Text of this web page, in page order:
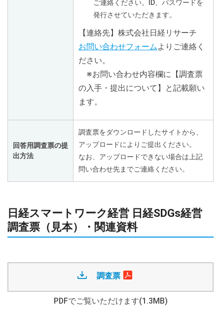
ご連絡ください。ID、パスワードを
発行させていただきます。
【連絡先】株式会社日経リサーチ
お問い合わせフォームよりご連絡く
ださい。
※お問い合わせ内容欄に【調査票
の入手・提出について】と記載願い
ます。
回答用調査票の提
出方法
調査票をダウンロードしたサイトから、
アップロードによりご提出ください。
なお、アップロードできない場合は上記
問い合わせ先までご連絡ください。
日経スマートワーク経営 日経SDGs経営
調査票（見本）・関連資料
調査票
PDFでご覧いただけます(1.3MB)